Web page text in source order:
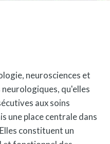
neurosciences et
qu'elles
aux soins
une place centrale dans
constituent un